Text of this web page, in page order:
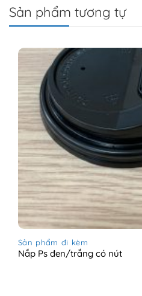
Sản phẩm tương tự
Sản phẩm đi kèm
Nắp Ps đen/trắng có nút